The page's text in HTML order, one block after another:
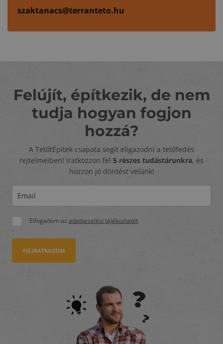
szaktanacs@terranteto.hu
Felújít, építkezik, de nem
tudja hogyan fogjon
hozzá?
A TetőtÉpítek csapata segít eligazodni a tetőfedés
rejtelmeiben! Iratkozzon fel 5 részes tudástárunkra, és
hozzon jó döntést velünk!
Elfogadom az adatkezelési tájékoztatót
FELIRATKOZOM